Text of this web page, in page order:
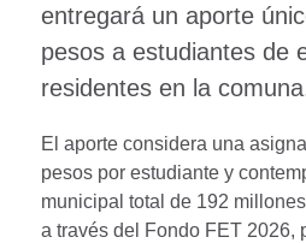
entregará un aporte
pesos a estudiantes de
residentes en la
El aporte considera una
pesos por estudiante y
municipal total de 192
a través del Fondo FET 2026,